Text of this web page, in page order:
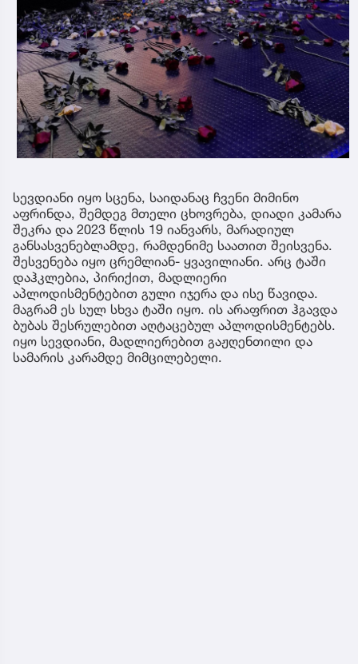
სევდიანი იყო სცენა, საიდანაც ჩვენი მიმინო
აფრინდა, შემდეგ მთელი ცხოვრება, დიადი კამარა
შეკრა და 2023 წლის 19 იანვარს, მარადიულ
განსასვენებლამდე, რამდენიმე საათით შეისვენა.
შესვენება იყო ცრემლიან- ყვავილიანი. არც ტაში
დაჰკლებია, პირიქით, მადლიერი
აპლოდისმენტებით გული იჯერა და ისე წავიდა.
მაგრამ ეს სულ სხვა ტაში იყო. ის არაფრით ჰგავდა
ბუბას შესრულებით აღტაცებულ აპლოდისმენტებს.
იყო სევდიანი, მადლიერებით გაჟღენთილი და
სამარის კარამდე მიმცილებელი.